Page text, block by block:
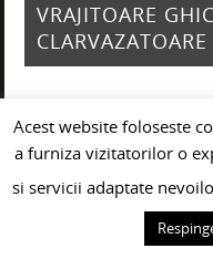
VRAJITOARE
VRAJITOARE
Acest website foloseste
a furniza vizitatorilor o
si servicii adaptate